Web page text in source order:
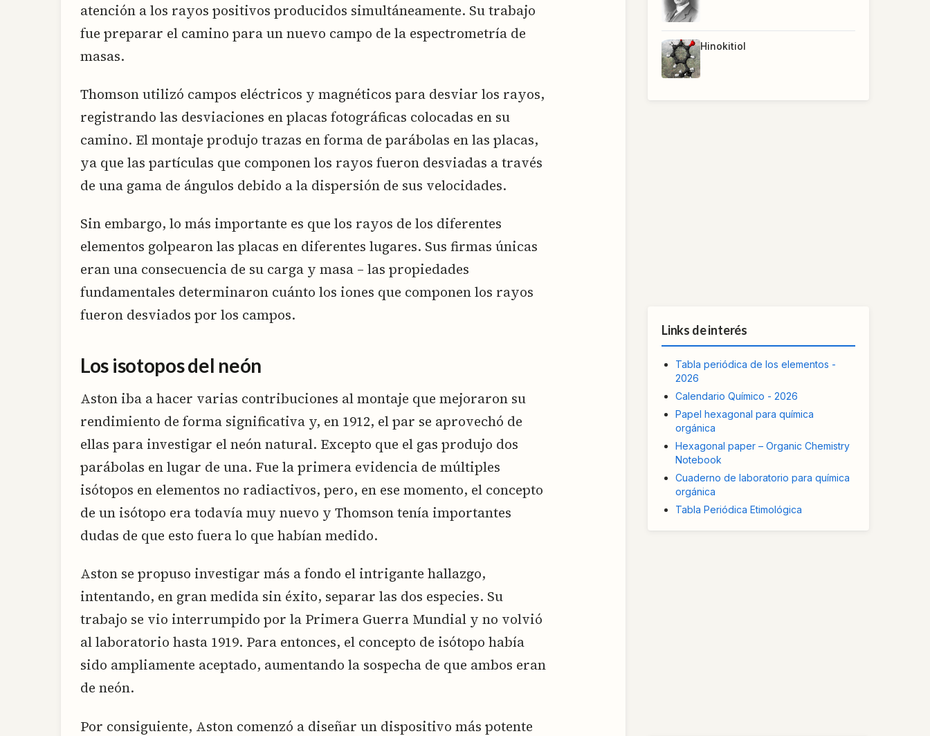
atención a los rayos positivos producidos simultáneamente. Su trabajo
fue preparar el camino para un nuevo campo de la espectrometría de
masas.
Thomson utilizó campos eléctricos y magnéticos para desviar los rayos,
registrando las desviaciones en placas fotográficas colocadas en su
camino. El montaje produjo trazas en forma de parábolas en las placas,
ya que las partículas que componen los rayos fueron desviadas a través
de una gama de ángulos debido a la dispersión de sus velocidades.
Sin embargo, lo más importante es que los rayos de los diferentes
elementos golpearon las placas en diferentes lugares. Sus firmas únicas
eran una consecuencia de su carga y masa – las propiedades
fundamentales determinaron cuánto los iones que componen los rayos
fueron desviados por los campos.
Los isotopos del neón
Aston iba a hacer varias contribuciones al montaje que mejoraron su
rendimiento de forma significativa y, en 1912, el par se aprovechó de
ellas para investigar el neón natural. Excepto que el gas produjo dos
parábolas en lugar de una. Fue la primera evidencia de múltiples
isótopos en elementos no radiactivos, pero, en ese momento, el concepto
de un isótopo era todavía muy nuevo y Thomson tenía importantes
dudas de que esto fuera lo que habían medido.
Aston se propuso investigar más a fondo el intrigante hallazgo,
intentando, en gran medida sin éxito, separar las dos especies. Su
trabajo se vio interrumpido por la Primera Guerra Mundial y no volvió
al laboratorio hasta 1919. Para entonces, el concepto de isótopo había
sido ampliamente aceptado, aumentando la sospecha de que ambos eran
de neón.
Por consiguiente, Aston comenzó a diseñar un dispositivo más potente
Hinokitiol
Links de interés
Tabla periódica de los elementos -
2026
Calendario Químico - 2026
Papel hexagonal para química
orgánica
Hexagonal paper – Organic Chemistry
Notebook
Cuaderno de laboratorio para química
orgánica
Tabla Periódica Etimológica